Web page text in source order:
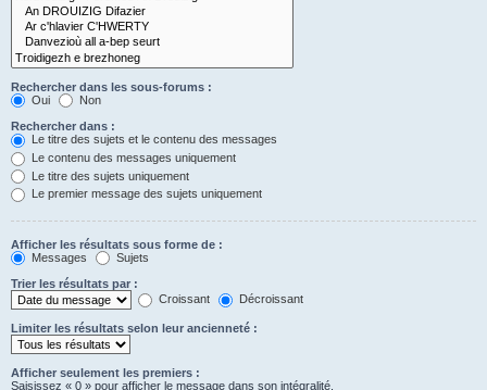
Rechercher dans les sous-forums :
Oui
Non
Rechercher dans :
Le titre des sujets et le contenu des messages
Le contenu des messages uniquement
Le titre des sujets uniquement
Le premier message des sujets uniquement
Afficher les résultats sous forme de :
Messages
Sujets
Trier les résultats par :
Croissant
Décroissant
Limiter les résultats selon leur ancienneté :
Afficher seulement les premiers :
Saisissez « 0 » pour afficher le message dans son intégralité.